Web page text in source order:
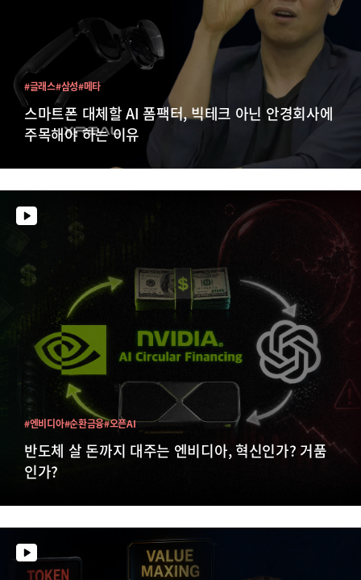
스마트폰 대체할 AI 폼팩터, 빅테크 아닌 안경회사에
주목해야 하는 이유
#글래스#삼성#메타
반도체 살 돈까지 대주는 엔비디아, 혁신인가? 거품
인가?
#엔비디아#순환금융#오픈AI